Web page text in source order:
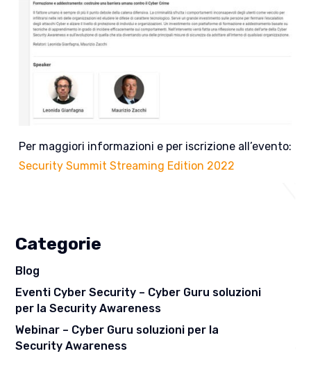
Categorie
Blog
Eventi Cyber Security – Cyber Guru soluzioni
per la Security Awareness
Webinar – Cyber Guru soluzioni per la
Security Awareness
Per maggiori informazioni e per iscrizione all’evento:
Security Summit Streaming Edition 2022